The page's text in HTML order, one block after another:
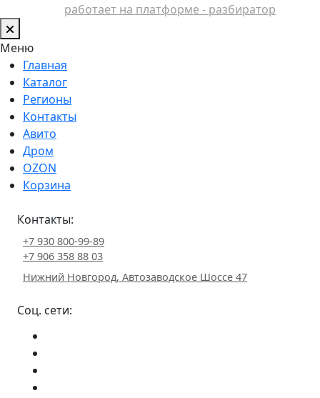
работает на платформе - разбиратор
Меню
Главная
Каталог
Регионы
Контакты
Авито
Дром
OZON
Корзина
Контакты:
+7 930 800-99-89
+7 906 358 88 03
Нижний Новгород, Автозаводское Шоссе 47
Соц. сети: